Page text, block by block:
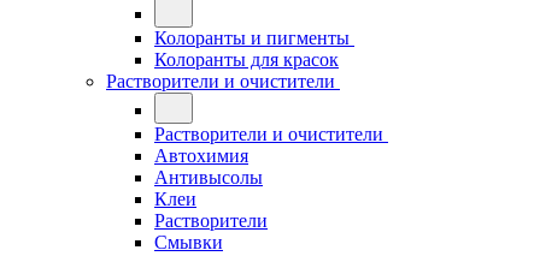
Колоранты и пигменты
Колоранты для красок
Растворители и очистители
Растворители и очистители
Автохимия
Антивысолы
Клеи
Растворители
Смывки